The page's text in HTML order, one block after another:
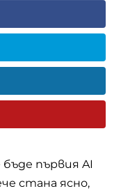
първия AI
стана ясно,